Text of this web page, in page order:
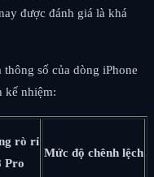
được đánh giá là khá
số của dòng iPhone
kế nhiệm:
rò rỉ
Pro
Mức độ chênh lệch